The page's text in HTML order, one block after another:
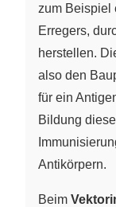
zum Beispiel
Erregers,
herstellen.
also den
für ein
Bildung
Antikörpern.
Beim